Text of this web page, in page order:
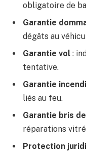
obligatoire de
Garantie
dégâts au
Garantie vol :
tentative.
Garantie
liés au feu.
Garantie bris
réparations
Protection